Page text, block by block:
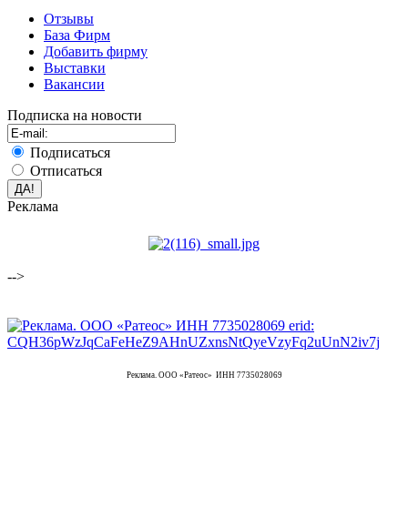
Отзывы
База Фирм
Добавить фирму
Выставки
Вакансии
Подписка на новости
Подписаться
Отписаться
Реклама
-->
Реклама. ООО «Ратеос» ИНН 7735028069